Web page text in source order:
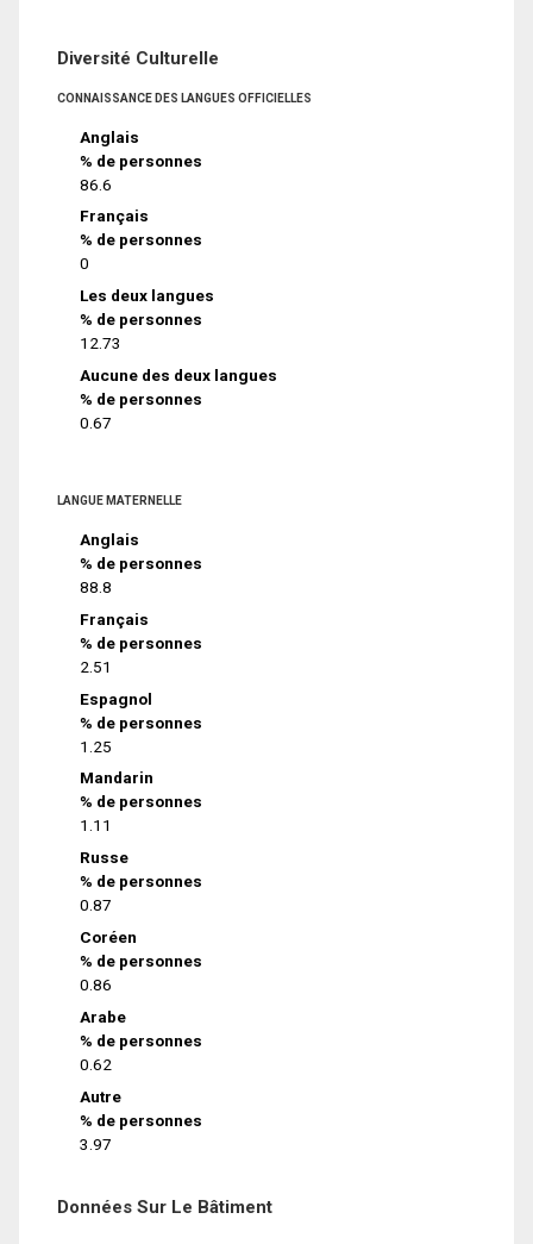
Diversité Culturelle
CONNAISSANCE DES LANGUES OFFICIELLES
Anglais
% de personnes
86.6
Français
% de personnes
0
Les deux langues
% de personnes
12.73
Aucune des deux langues
% de personnes
0.67
LANGUE MATERNELLE
Anglais
% de personnes
88.8
Français
% de personnes
2.51
Espagnol
% de personnes
1.25
Mandarin
% de personnes
1.11
Russe
% de personnes
0.87
Coréen
% de personnes
0.86
Arabe
% de personnes
0.62
Autre
% de personnes
3.97
Données Sur Le Bâtiment